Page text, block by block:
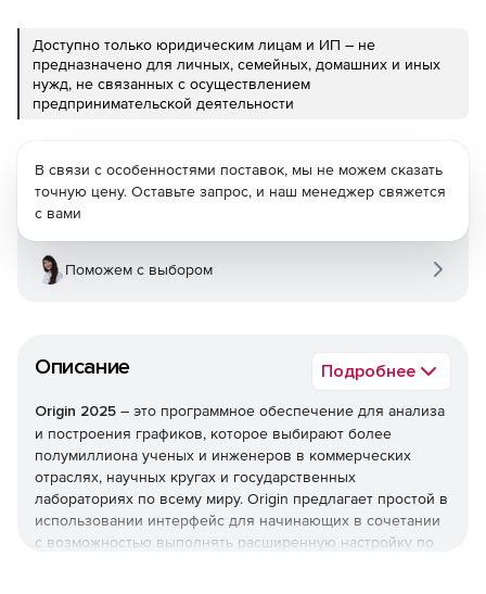
Доступно только юридическим лицам и ИП – не
предназначено для личных, семейных, домашних и иных
нужд, не связанных с осуществлением
предпринимательской деятельности
Описание Подробнее
Origin 2025 – это программное обеспечение для анализа
и построения графиков, которое выбирают более
полумиллиона ученых и инженеров в коммерческих
отраслях, научных кругах и государственных
лабораториях по всему миру. Origin предлагает простой в
использовании интерфейс для начинающих в сочетании
с возможностью выполнять расширенную настройку по
В связи с особенностями поставок, мы не можем сказать
точную цену. Оставьте запрос, и наш менеджер свяжется
с вами
Поможем с выбором